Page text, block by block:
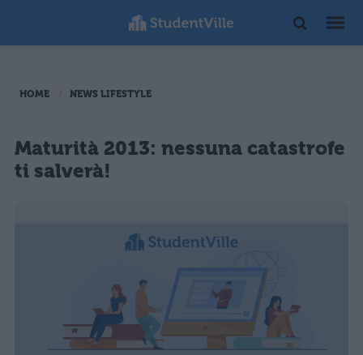
HOME NEWS LIFESTYLE
Maturità 2013: nessuna catastrofe
ti salverà!